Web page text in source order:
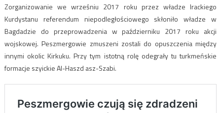
Zorganizowanie we wrześniu 2017 roku przez władze Irackiego
Kurdystanu referendum niepodległościowego skłoniło władze w
Bagdadzie do przeprowadzenia w październiku 2017 roku akcji
wojskowej. Peszmergowie zmuszeni zostali do opuszczenia między
innymi okolic Kirkuku. Przy tym istotną rolę odegrały tu turkmeńskie
formacje szyickie Al-Haszd asz-Szabi.